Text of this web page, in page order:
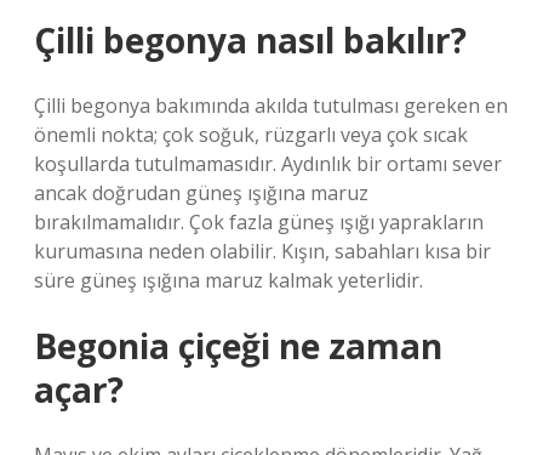
Çilli begonya nasıl bakılır?
Çilli begonya bakımında akılda tutulması gereken en
önemli nokta; çok soğuk, rüzgarlı veya çok sıcak
koşullarda tutulmamasıdır. Aydınlık bir ortamı sever
ancak doğrudan güneş ışığına maruz
bırakılmamalıdır. Çok fazla güneş ışığı yaprakların
kurumasına neden olabilir. Kışın, sabahları kısa bir
süre güneş ışığına maruz kalmak yeterlidir.
Begonia çiçeği ne zaman
açar?